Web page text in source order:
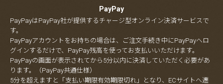
PayPay
PayPayはPayPay社が提供するチャージ型オンライン決済サービスで
す。
PayPayアカウントをお持ちの場合は、ご注文手続き中にPayPayへロ
グインするだけで、PayPay残高を使ってお支払いいただけます。
PayPayの画面が表示されてから5分以内に決済していただく必要があ
ります。（PayPay共通仕様）
5分を超えますと「支払い期限有効期限切れ」となり、ECサイトへ遷